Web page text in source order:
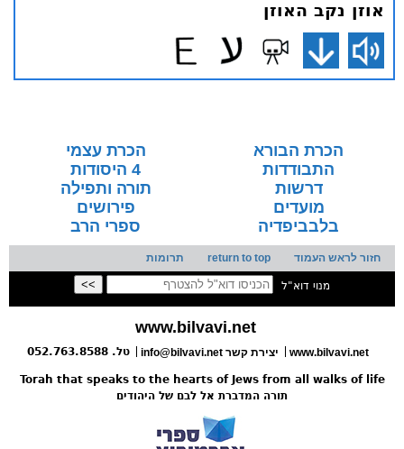
אוזן נקב האוזן
הכרת הבורא
הכרת עצמי
התבודדות
4 היסודות
דרשות
תורה ותפילה
מועדים
פירושים
בלבביפדיה
ספרי הרב
חזור לראש העמוד return to top תרומות
מנוי דוא"ל
www.bilvavi.net
www.bilvavi.net info@bilvavi.net יצירת קשר טל. 052.763.8588
Torah that speaks to the hearts of Jews from all walks of life
תורה המדברת אל לבם של היהודים